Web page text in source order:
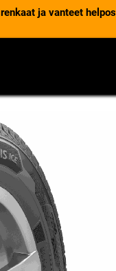
renkaat ja vanteet